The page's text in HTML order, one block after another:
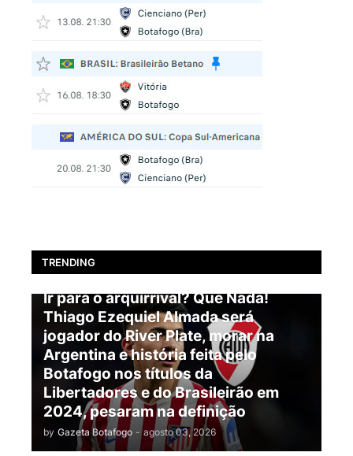
TRENDING
BOTAFOGO
Ir para o arquirrival? Que Nada!
Thiago Ezequiel Almada será
jogador do River Plate, morar na
Argentina e história feita pelo
Botafogo nos títulos da
Libertadores e do Brasileirão em
2024, pesaram na definição
by Gazeta Botafogo - agosto 03, 2026